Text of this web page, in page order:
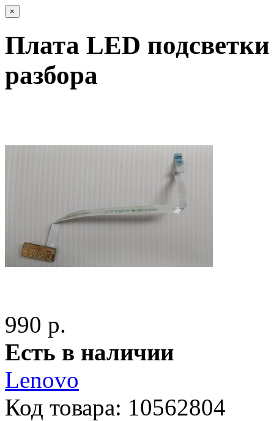
×
Плата LED
разбора
990 р.
Есть в наличии
Lenovo
Код товара: 10562804